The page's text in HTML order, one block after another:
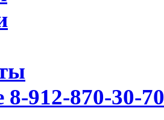
8-912-870-30-70